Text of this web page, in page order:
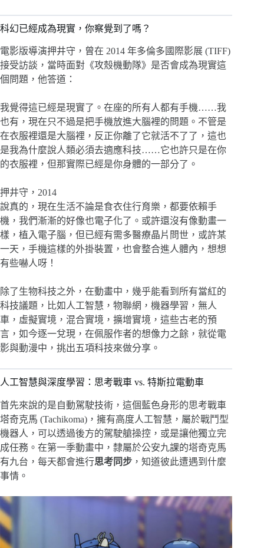
科幻已經成為現實，你察覺到了嗎？
電影版導演押井守，曾在 2014 年多倫多國際影展 (TIFF)
接受訪談，當時面對《攻殼機動隊》是否會成為現實這
個問題，他答道：
我覺得這已經是現實了。在座的所有人都有手機……我
也有，現在只不過是把手機放進大腦裡的問題。不管是
在衣服裡還是大腦裡，反正你離了它就活不了了，這也
是我為什麼說人類必須去適應科技……它也許只是在你
的衣服裡，但那實際已經是你身體的一部分了。
押井守，2014
說真的，現在生活不論是食衣住行育樂，都要依賴手
機，我們漸漸的好像也電子化了。或許還沒有像動畫一
樣，植入電子腦，但已經有需多醫療晶片問世，或許某
一天，手機這樣的外掛裝置，也會整合進人體內，想想
有些嚇人呀！
除了生物科技之外，在動畫中，幾乎能看到所有當紅的
科技議題，比如人工智慧，物聯網，機器學習，無人
車，虛擬實境，混合實境，擴增實境，這些古老的預
言，如今逐一兌現，在佩服作者的想像力之餘，就從電
影與動漫中，挑出五項科技來做分享。
人工智慧與深度學習：思考戰車 vs. 特斯拉電動車
首先來說的是自動駕駛技術，這個藍色身形的思考戰車
塔奇克馬 (Tachikoma)，擁有高度人工智慧，屬於戰鬥型
機器人，可以透過後方的駕駛艙操控，或是讓他獨立完
成任務。在第一季動畫中，隸屬於公安九課的塔奇克馬
有九台，每天都會進行思考同步 ，知道彼此遭遇到什麼
事情。